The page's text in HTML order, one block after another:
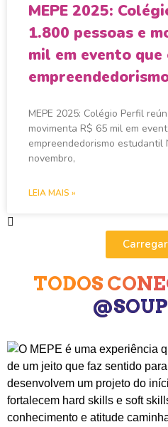
MEPE 2025:
1.800 pessoas e
mil em evento
MEPE 2025: Colégio Perfil
movimenta R$ 65 mil em
empreendedorismo estudantil
novembro,
LEIA MAIS »
TODOS